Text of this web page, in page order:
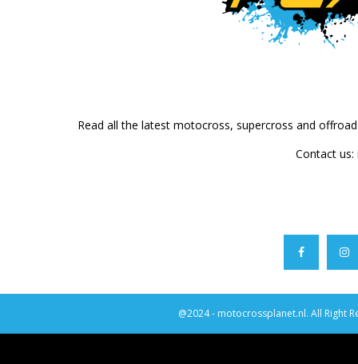
Read all the latest motocross, supercross and
Contact us:
@2024 - motocrossplanet.nl. All Right